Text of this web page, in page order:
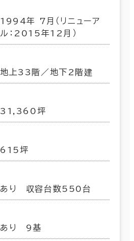
1994年 7月（リニューア
ル：2015年12月）
地上33階／地下2階建
31,360坪
615坪
あり 収容台数550台
あり 9基